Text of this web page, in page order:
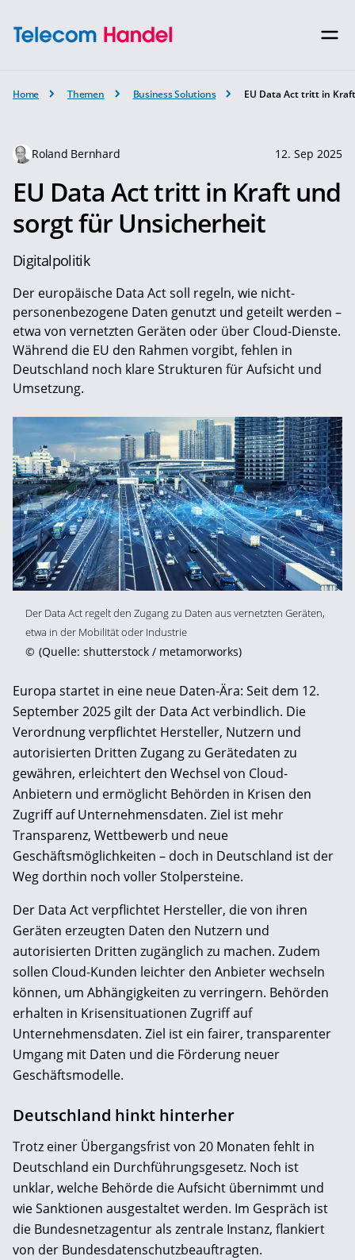
Home Themen Business Solutions EU Data Act tritt in
Roland Bernhard 12. Sep 2025
EU Data Act tritt in Kraft und
sorgt für Unsicherheit
Digitalpolitik
Der europäische Data Act soll regeln, wie nicht-
personenbezogene Daten genutzt und geteilt werden –
etwa von vernetzten Geräten oder über Cloud-Dienste.
Während die EU den Rahmen vorgibt, fehlen in
Deutschland noch klare Strukturen für Aufsicht und
Umsetzung.
Der Data Act regelt den Zugang zu Daten aus vernetzten Geräten,
etwa in der Mobilität oder Industrie
© (Quelle: shutterstock / metamorworks)
Europa startet in eine neue Daten-Ära: Seit dem 12.
September 2025 gilt der Data Act verbindlich. Die
Verordnung verpflichtet Hersteller, Nutzern und
autorisierten Dritten Zugang zu Gerätedaten zu
gewähren, erleichtert den Wechsel von Cloud-
Anbietern und ermöglicht Behörden in Krisen den
Zugriff auf Unternehmensdaten. Ziel ist mehr
Transparenz, Wettbewerb und neue
Geschäftsmöglichkeiten – doch in Deutschland ist der
Weg dorthin noch voller Stolpersteine.
Der Data Act verpflichtet Hersteller, die von ihren
Geräten erzeugten Daten den Nutzern und
autorisierten Dritten zugänglich zu machen. Zudem
sollen Cloud-Kunden leichter den Anbieter wechseln
können, um Abhängigkeiten zu verringern. Behörden
erhalten in Krisensituationen Zugriff auf
Unternehmensdaten. Ziel ist ein fairer, transparenter
Umgang mit Daten und die Förderung neuer
Geschäftsmodelle.
Deutschland hinkt hinterher
Trotz einer Übergangsfrist von 20 Monaten fehlt in
Deutschland ein Durchführungsgesetz. Noch ist
unklar, welche Behörde die Aufsicht übernimmt und
wie Sanktionen ausgestaltet werden. Im Gespräch ist
die Bundesnetzagentur als zentrale Instanz, flankiert
von der Bundesdatenschutzbeauftragten.